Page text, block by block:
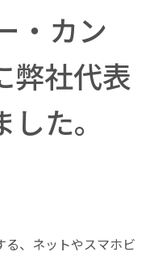
・カン
弊社代表
た。
、ネットやスマホビ